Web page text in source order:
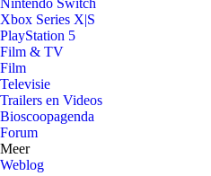
Nintendo Switch
Xbox Series X|S
PlayStation 5
Film & TV
Film
Televisie
Trailers en Videos
Bioscoopagenda
Forum
Meer
Weblog